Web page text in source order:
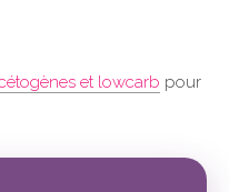
et lowcarb pour